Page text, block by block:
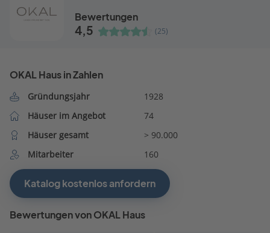
Bewertungen
4,5 (25)
OKAL Haus in Zahlen
Gründungsjahr
1928
Häuser im Angebot
74
Häuser gesamt
> 90.000
Mitarbeiter
160
Katalog kostenlos anfordern
Bewertungen von OKAL Haus